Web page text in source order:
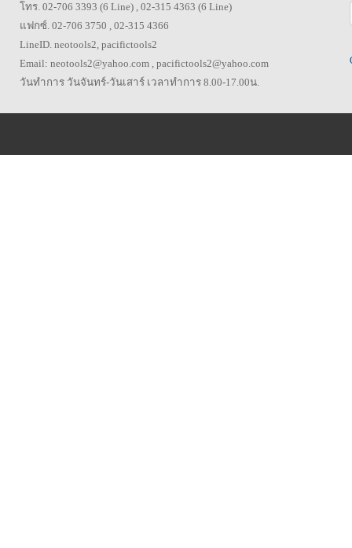
โทร. 02-706 3393 (6 Line) , 02-315 4363 (6 Line)
แฟกซ์. 02-706 3750 , 02-315 4366
LineID. neotools2, pacifictools2
Email: neotools2@yahoo.com , pacifictools2@yahoo.com
วันทำการ วันจันทร์-วันเสาร์ เวลาทำการ 8.00-17.00น.